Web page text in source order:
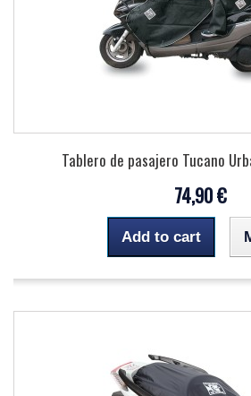
Tablero de pasajero Tucano
74,90 €
Add to cart